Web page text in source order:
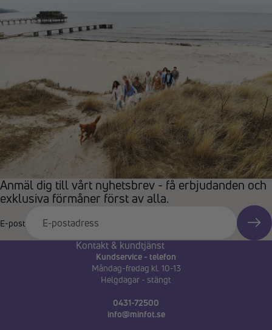
Anmäl dig till vårt nyhetsbrev - få erbjudanden och
exklusiva förmåner först av alla.
E-post
Kontakt & kundtjänst
Kundservice - telefon
Måndag-fredag kl. 10-13
Helgdagar - stängt
0431-72500
info@minfot.se